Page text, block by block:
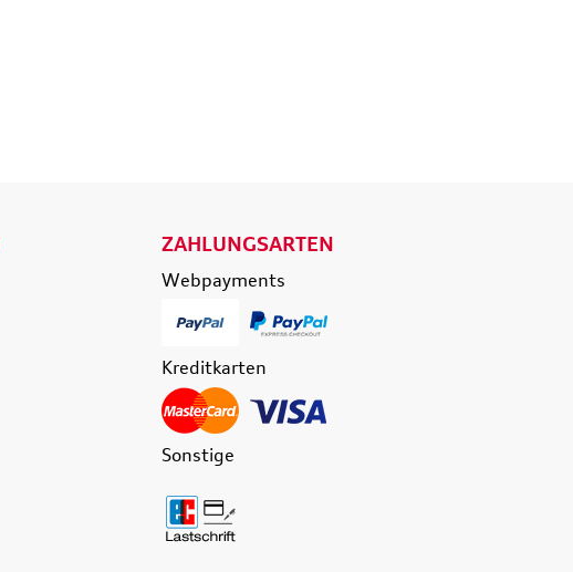
ZAHLUNGSARTEN
Webpayments
Kreditkarten
Sonstige